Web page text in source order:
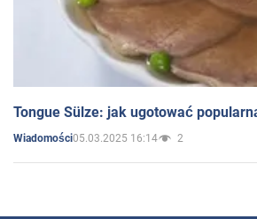
Tongue Sülze: jak ugotować
Wiadomości05.03.2025 16:14 2